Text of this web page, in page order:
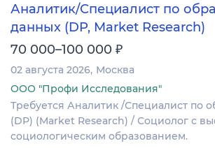
Аналитик/Специалист по
данных (DP, Market Research)
70 000–100 000 ₽
02 августа 2026 Москва
ООО "Профи Исследования"
Требуется Аналитик /Специалист по
(DP) (Market Research) / Социолог с
социологическим образованием.